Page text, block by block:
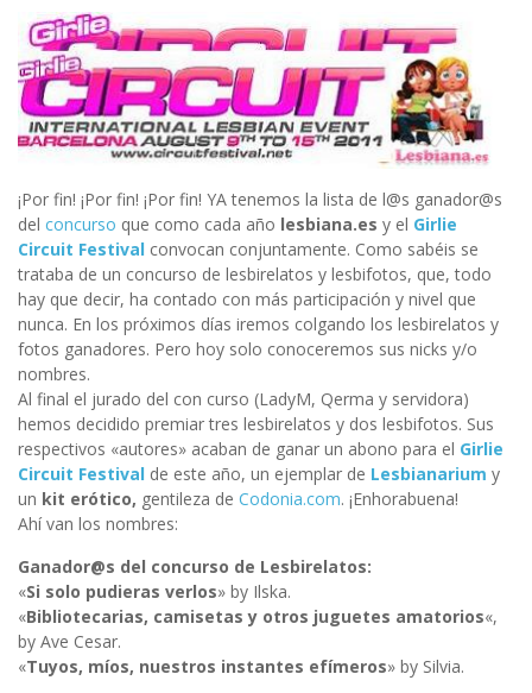
¡Por fin! ¡Por fin! ¡Por fin! YA tenemos la lista de l@s ganador@s
del concurso que como cada año lesbiana.es y el Girlie
Circuit Festival convocan conjuntamente. Como sabéis se
trataba de un concurso de lesbirelatos y lesbifotos, que, todo
hay que decir, ha contado con más participación y nivel que
nunca. En los próximos días iremos colgando los lesbirelatos y
fotos ganadores. Pero hoy solo conoceremos sus nicks y/o
nombres.
Al final el jurado del con curso (LadyM, Qerma y servidora)
hemos decidido premiar tres lesbirelatos y dos lesbifotos. Sus
respectivos «autores» acaban de ganar un abono para el Girlie
Circuit Festival de este año, un ejemplar de Lesbianarium y
un kit erótico, gentileza de Codonia.com. ¡Enhorabuena!
Ahí van los nombres:
Ganador@s del concurso de Lesbirelatos:
«Si solo pudieras verlos» by Ilska.
«Bibliotecarias, camisetas y otros juguetes amatorios«,
by Ave Cesar.
«Tuyos, míos, nuestros instantes efímeros» by Silvia.